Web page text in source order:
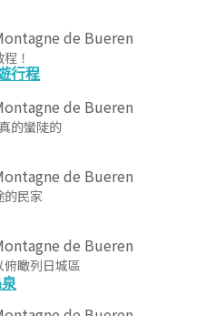
行程
程！
的蠻陡的
的民家
瞰列日城區